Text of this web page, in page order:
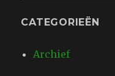
CATEGORIEËN
Archief